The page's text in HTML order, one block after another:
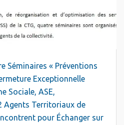
Séminaires « Préventions
Exceptionnelle
Sociale, ASE,
Agents Territoriaux de
pour Échanger sur